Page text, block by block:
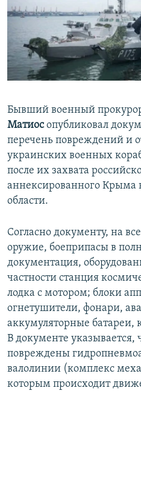
ПОБЕДИТЕЛЕЙ НЕ СУДЯТ?
КРЫМ.НЕПОКОРЕННЫЙ
ELIFBE
УКРАИНСКАЯ ПРОБЛЕМА КРЫМА
ПРИСОЕДИНЯЙТЕСЬ!
Бывший военный
Матиосопубликовал
перечень повреждений и
украинских военных
после их захвата
аннексированного Крыма
области.
Согласно документу, на
оружие, боеприпасы в
документация,
частности станция
лодка с мотором; блоки
огнетушители, фонари,
аккумуляторные батареи,
В документе указывается,
повреждены
валолинии (комплекс
которым происходит